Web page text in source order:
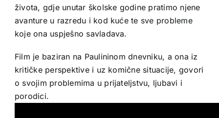
života, gdje unutar školske godine pratimo njene
avanture u razredu i kod kuće te sve probleme
koje ona uspješno savladava.
Film je baziran na Paulininom dnevniku, a ona iz
kritičke perspektive i uz komične situacije, govori
o svojim problemima u prijateljstvu, ljubavi i
porodici.